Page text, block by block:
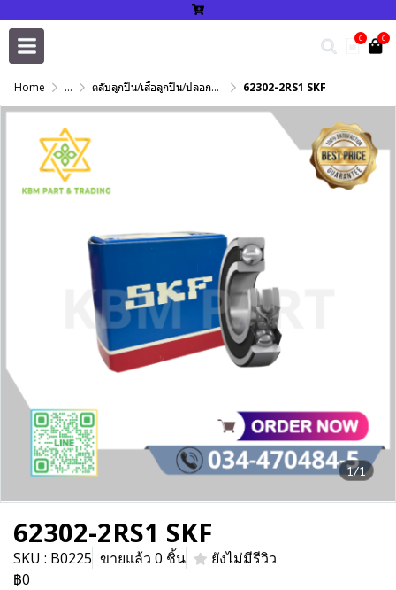
0 0
Home ... ตลับลูกปืน/เสื้อลูกปืน/ปลอกปรับเพลา/แหวนกำหนด/เพลาฮาร์ดโครม 62302-2RS1 SKF
1/1
62302-2RS1 SKF
SKU : B0225 ขายแล้ว 0 ชิ้น
ยังไม่มีรีวิว
฿0